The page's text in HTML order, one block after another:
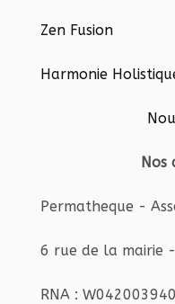
Zen Fusion
Harmonie
Nos
Permatheque -
6 rue de la mairie
RNA : W042003940